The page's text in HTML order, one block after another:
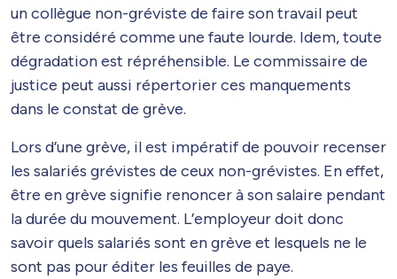
un collègue non-gréviste de faire son travail peut
être considéré comme une faute lourde. Idem, toute
dégradation est répréhensible. Le commissaire de
justice peut aussi répertorier ces manquements
dans le constat de grève.
Lors d’une grève, il est impératif de pouvoir recenser
les salariés grévistes de ceux non-grévistes. En effet,
être en grève signifie renoncer à son salaire pendant
la durée du mouvement. L’employeur doit donc
savoir quels salariés sont en grève et lesquels ne le
sont pas pour éditer les feuilles de paye.